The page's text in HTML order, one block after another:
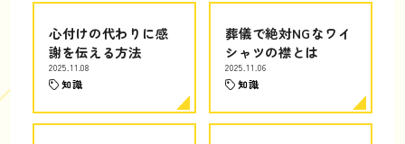
心付けの代わりに感
謝を伝える方法
2025.11.08
知識
葬儀で絶対NGなワイ
シャツの襟とは
2025.11.06
知識